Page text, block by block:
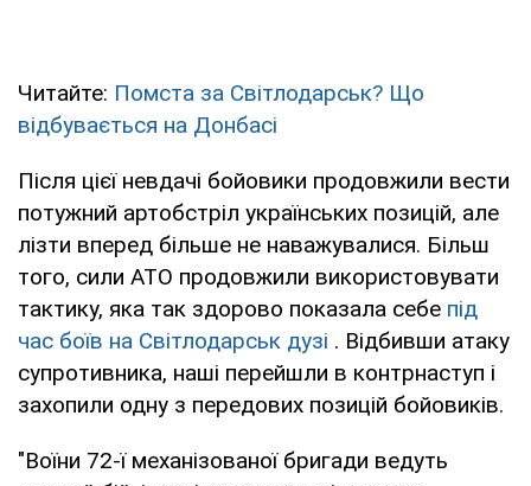
Читайте: Помста за Світлодарськ? Що
відбувається на Донбасі
Після цієї невдачі бойовики продовжили вести
потужний артобстріл українських позицій, але
лізти вперед більше не наважувалися. Більш
того, сили АТО продовжили використовувати
тактику, яка так здорово показала себе під
час боїв на Світлодарськ дузі . Відбивши атаку
супротивника, наші перейшли в контрнаступ і
захопили одну з передових позицій бойовиків.
"Воїни 72-ї механізованої бригади ведуть